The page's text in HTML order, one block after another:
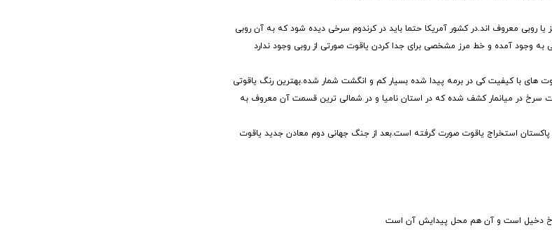
روبی معروف اند.در کشور آمریکا حتما باید در کرندوم سرخی دیده شود که به آن روبی
وجود آمده و خط مرز مشخصی برای جدا کردن یاقوت صورتی از روبی وجود ندارد
های با کیفیت کی در برمه پیدا شده بسیار کم و انگشت شمار شده.بهترین رنگ یاقوتی
سرخ در میانمار کشف شده که در استان نامیا و در شمالی ترین قسمت آن معروف به
و پاکستان استخراج یاقوت صورت گرفته است.بعد از جنگ جهانی دوم معادن جدید یاقوت
سرخ دخیل است و آن هم محل پیدایش آن است